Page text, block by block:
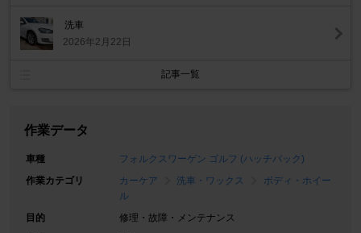
洗車
2026年2月22日
記事一覧
作業データ
車種
フォルクスワーゲン ゴルフ (ハッチバック)
作業カテゴリ
カーケア 洗車・ワックス
ボディ・ホイー
ル
目的
修理・故障・メンテナンス